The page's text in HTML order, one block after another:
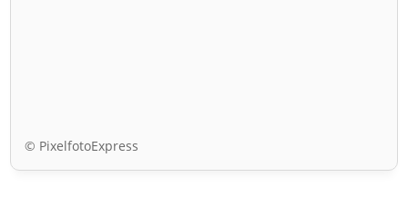
© PixelfotoExpress